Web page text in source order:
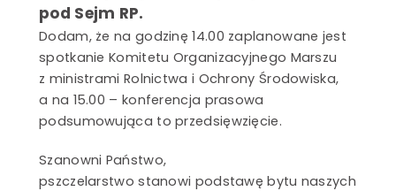
– hurtownia
pod Sejm RP.
Dodam, że na godzinę 14.00 zaplanowane jest
spotkanie Komitetu Organizacyjnego Marszu
z ministrami Rolnictwa i Ochrony Środowiska,
a na 15.00 – konferencja prasowa
podsumowująca to przedsięwzięcie.
Szanowni Państwo,
pszczelarstwo stanowi podstawę bytu naszych